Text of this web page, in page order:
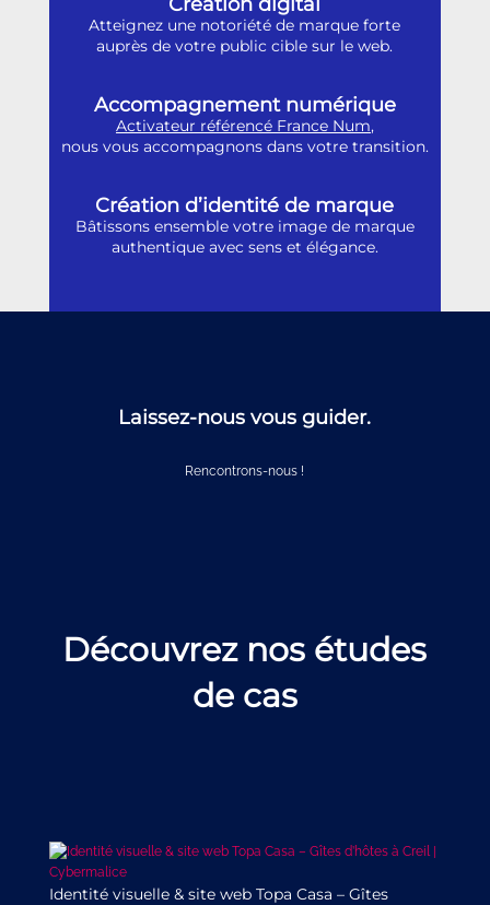
Atteignez une notoriété de marque forte
auprès de votre public cible sur le web.
Accompagnement numérique
Activateur référencé France Num,
nous vous accompagnons dans votre transition.
Création d’identité de marque
Bâtissons ensemble votre image de marque
authentique avec sens et élégance.
Laissez-nous vous guider.
Rencontrons-nous !
Découvrez nos études
de cas
Identité visuelle & site web Topa Casa – Gîtes